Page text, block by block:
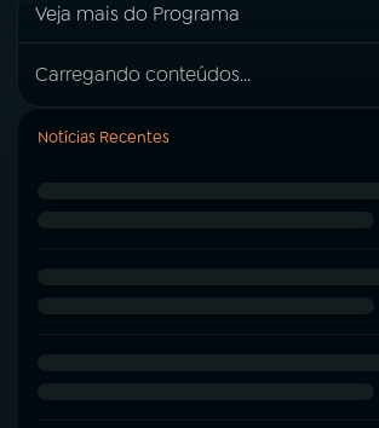
Veja mais do Programa
Carregando conteúdos...
Notícias Recentes